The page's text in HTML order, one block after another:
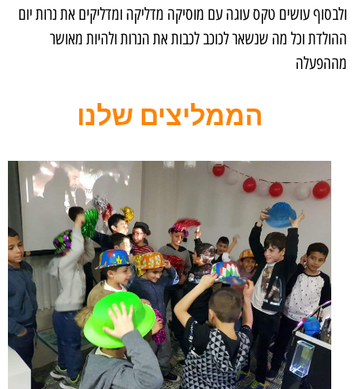
ולבסוף עושים טקס עוגה עם מוסיקה מדליקה ומדליקים את נרות יום
ההולדת וכל מה שנשאר לכוכב לכבות את הנרות ולהיות מאושר
מההפעלה
הממליצים שלנו